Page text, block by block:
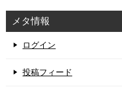
メタ情報
ログイン
投稿フィード